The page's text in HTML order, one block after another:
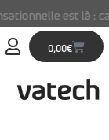
est là :
0,00€